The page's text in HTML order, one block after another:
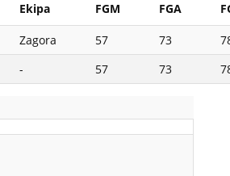
Ekipa FGM FGA
Zagora 57 73
- 57 73